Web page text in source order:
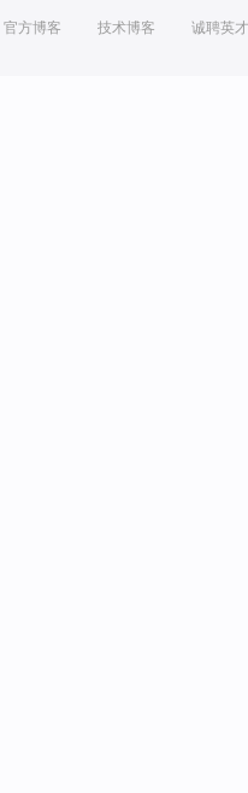
官方博客 技术博客 诚聘英才